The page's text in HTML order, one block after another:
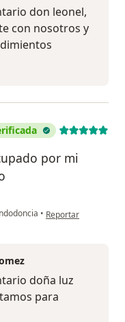
don leonel,
con nosotros y
por mi
• en opinión del
Reportar
doña luz
para